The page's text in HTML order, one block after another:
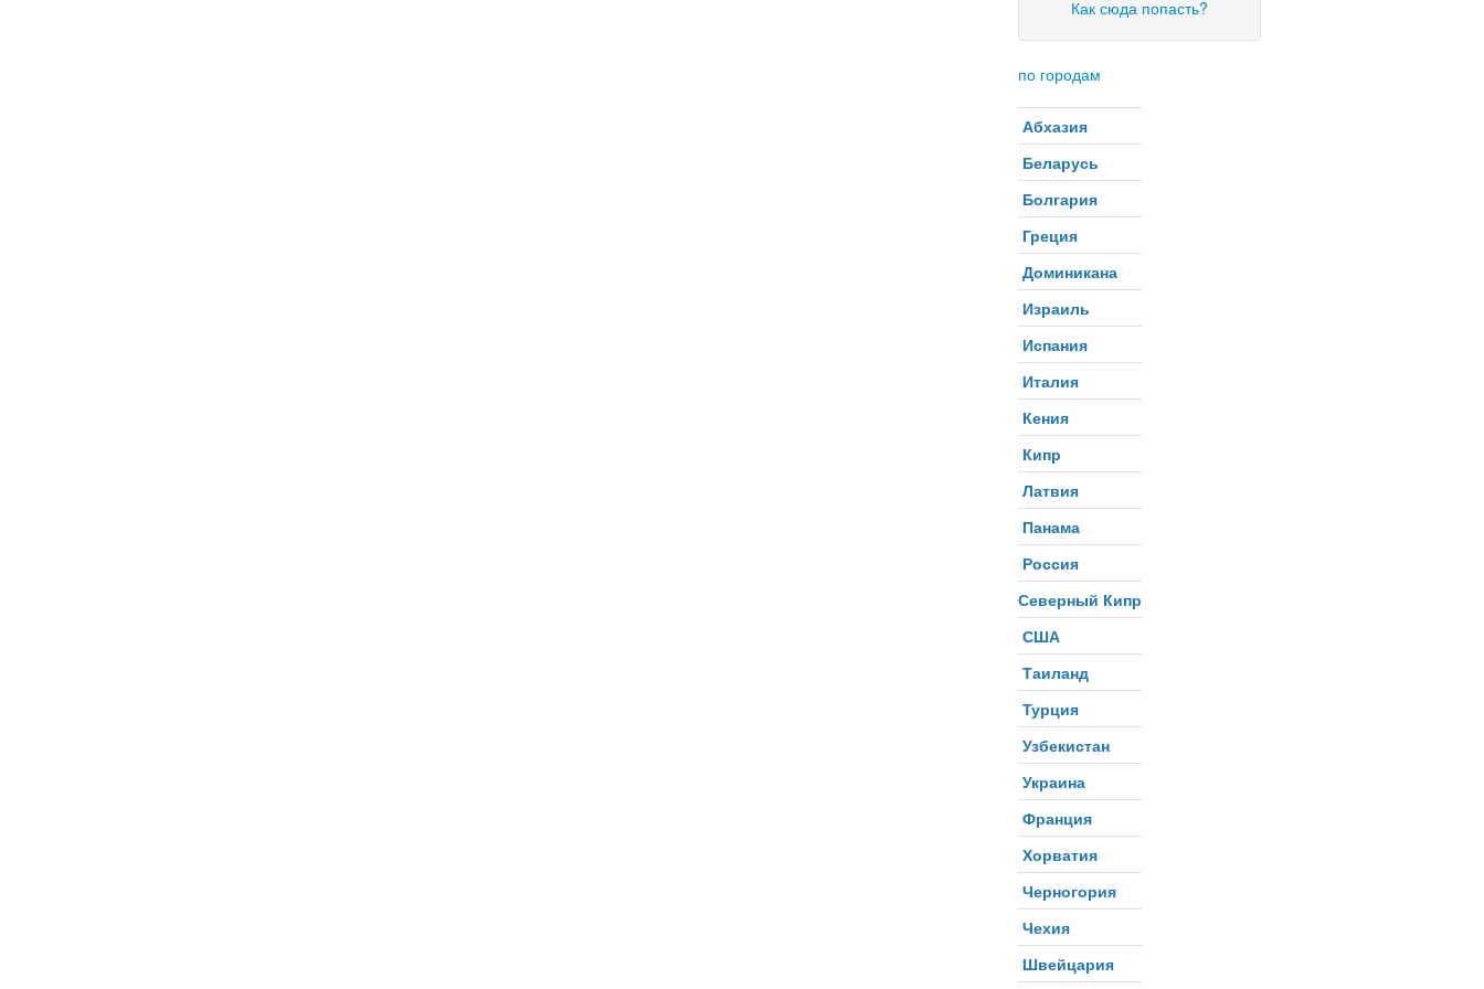
Как сюда попасть?
по городам
Абхазия
Беларусь
Болгария
Греция
Доминикана
Израиль
Испания
Италия
Кения
Кипр
Латвия
Панама
Россия
Северный Кипр
США
Таиланд
Турция
Узбекистан
Украина
Франция
Хорватия
Черногория
Чехия
Швейцария